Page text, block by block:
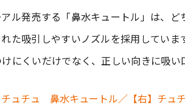
アル発売する「鼻水キュートル」は、
た吸引しやすいノズルを採用してい
にくいだけでなく、正しい向きに吸い